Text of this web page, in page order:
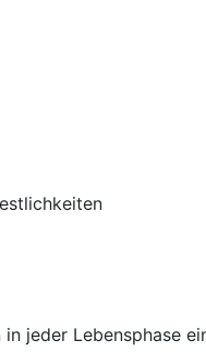
jeder Lebensphase